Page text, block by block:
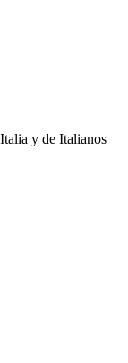
y de Italianos